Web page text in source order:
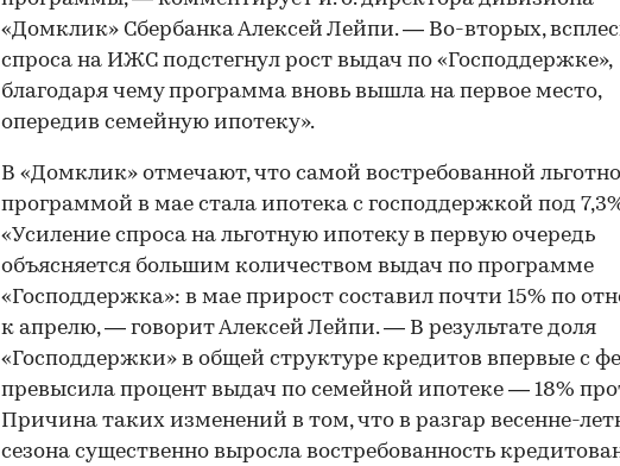
«Домклик» Сбербанка Алексей Лейпи. — Во-вторых,
спроса на ИЖС подстегнул рост выдач по «Господдержке»,
благодаря чему программа вновь вышла на первое место,
опередив семейную ипотеку».
В «Домклик» отмечают, что самой востребованной
программой в мае стала ипотека с господдержкой под
«Усиление спроса на льготную ипотеку в первую очередь
объясняется большим количеством выдач по программе
«Господдержка»: в мае прирост составил почти 15% по
к апрелю, — говорит Алексей Лейпи. — В результате доля
«Господдержки» в общей структуре кредитов впервые с
превысила процент выдач по семейной ипотеке — 18%
Причина таких изменений в том, что в разгар весенне-
сезона существенно выросла востребованность